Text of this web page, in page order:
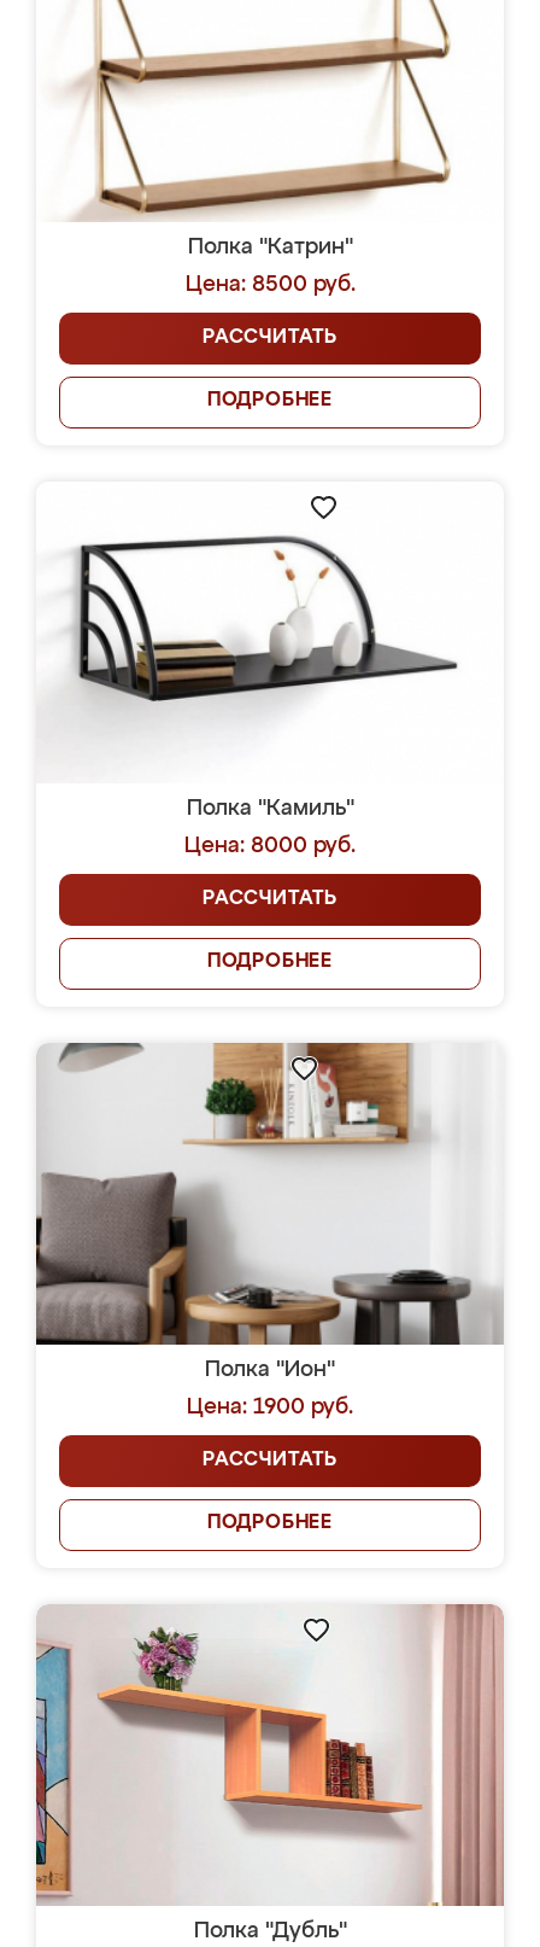
Полка "Катрин"
Цена: 8500 руб.
РАССЧИТАТЬ
ПОДРОБНЕЕ
Полка "Камиль"
Цена: 8000 руб.
РАССЧИТАТЬ
ПОДРОБНЕЕ
Полка "Ион"
Цена: 1900 руб.
РАССЧИТАТЬ
ПОДРОБНЕЕ
Полка "Дубль"